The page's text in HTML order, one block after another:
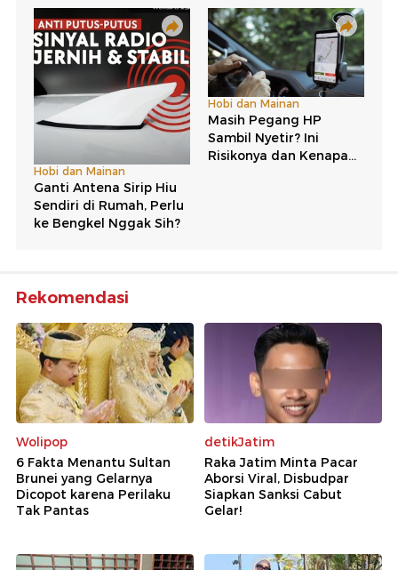
Rekomendasi
Wolipop
6 Fakta Menantu Sultan
Brunei yang Gelarnya
Dicopot karena Perilaku
Tak Pantas
detikJatim
Raka Jatim Minta Pacar
Aborsi Viral, Disbudpar
Siapkan Sanksi Cabut
Gelar!